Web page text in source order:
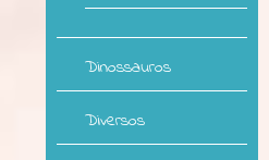
Dinossauros
Diversos